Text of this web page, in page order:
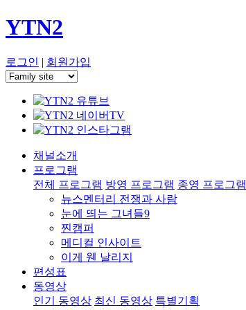
YTN2
로그인 | 회원가입
채널소개
프로그램
전체 프로그램 방영 프로그램 종영 프로그램
뉴스멘터리 전쟁과 사람
눈에 띄는 그녀들9
찐캠퍼
메디컬 인사이트
이게 웬 날리지
편성표
동영상
인기 동영상 최신 동영상 특별기획